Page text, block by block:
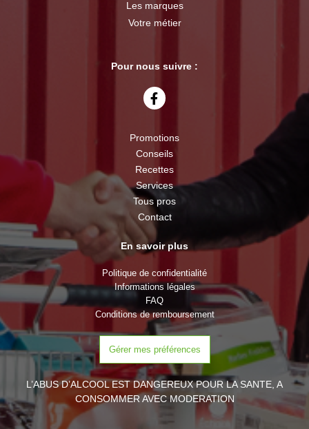
Les marques
Votre métier
Pour nous suivre :
Promotions
Conseils
Recettes
Services
Tous pros
Contact
En savoir plus
Politique de confidentialité
Informations légales
FAQ
Conditions de remboursement
Gérer mes préférences
L’ABUS D’ALCOOL EST DANGEREUX POUR LA SANTE, A
CONSOMMER AVEC MODERATION